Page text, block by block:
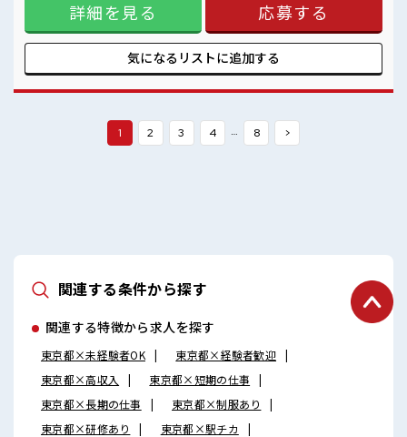
ーさんもブランクさんも安心・丁寧な事前研修あり！ ≪無理
なく働ける≫ 場合によってはお願いすることもありますが、
残業はほとんどナシ！ ≪未経験OKの仕事≫ 新しいことにチ
ャレンジするのは不安だけど、 しっかり働く環境が整ってい
ます！ イチからスキルUP・ステップUP目指していきましょ
ば、 担当がしっかりサポートします！ ■職場の雰囲気 少人数
で自分タイム！ のんびりスマホチェック♪ 高収入もバッチリ
目指せますよ！
詳細を見る 応募する
気になるリストに追加する
1 2 3 4 … 8 >
関連する条件から探す
関連する特徴から求人を探す
東京都×未経験者OK
東京都×経験者歓迎
東京都×高収入
東京都×短期の仕事
東京都×長期の仕事
東京都×制服あり
東京都×研修あり
東京都×駅チカ